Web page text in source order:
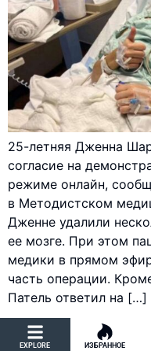
25-летняя Дженна
согласие на
режиме онлайн,
в Методистском
Дженне удалили
ее мозге. При этом
медики в прямом
часть операции.
Патель ответил на […]
EXPLORE ИЗБРАННОЕ